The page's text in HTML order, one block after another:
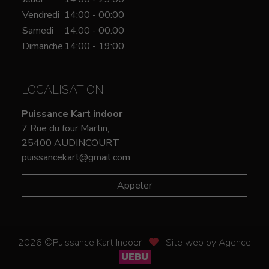
Vendredi 14:00 - 00:00
Samedi
14:00 - 00:00
Dimanche 14:00 - 19:00
LOCALISATION
Puissance Kart indoor
7 Rue du four Martin,
25400 AUDINCOURT
puissancekart@gmail.com
Appeler
2026 ©Puissance Kart Indoor
Site web by Agence
UEBU